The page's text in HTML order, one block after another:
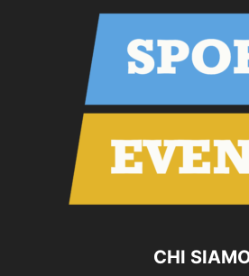
CHI